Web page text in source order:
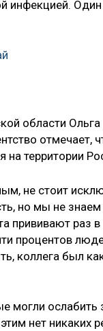
инфекцией.
области Ольга
отмечает,
территории
не стоит
но мы не знаем
прививают раз в
процентов
коллега был
могли ослабить
нет никаких